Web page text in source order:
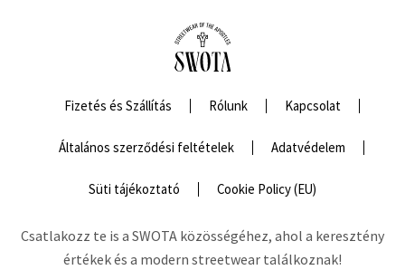
Fizetés és Szállítás Rólunk Kapcsolat
Általános szerződési feltételek Adatvédelem
Süti tájékoztató Cookie Policy (EU)
Csatlakozz te is a SWOTA közösségéhez, ahol a keresztény
értékek és a modern streetwear találkoznak!